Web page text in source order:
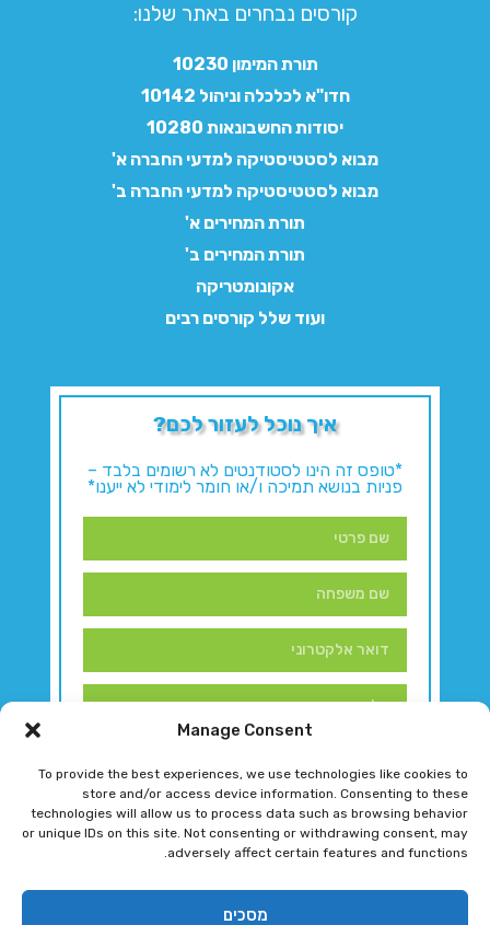
Manage Consent
To provide the best experiences, we use technologies like cookies to
store and/or access device information. Consenting to these
technologies will allow us to process data such as browsing behavior
or unique IDs on this site. Not consenting or withdrawing consent, may
adversely affect certain features and functions.
מסכים
קורסים נבחרים באתר שלנו:​
תורת המימון 10230
חדו"א לכלכלה וניהול 10142
יסודות החשבונאות 10280
מבוא לסטטיסטיקה למדעי החברה א'
מבוא לסטטיסטיקה למדעי החברה ב'
תורת המחירים א'
תורת המחירים ב'
אקונומטריקה
ועוד שלל קורסים רבים
איך נוכל לעזור לכם?
*טופס זה הינו לסטודנטים לא רשומים בלבד –
פניות בנושא תמיכה ו/או חומר לימודי לא ייענו*